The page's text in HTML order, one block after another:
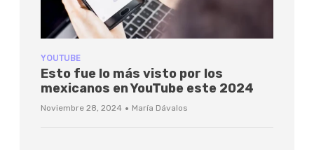
YOUTUBE
Esto fue lo más visto por los
mexicanos en YouTube este 2024
Noviembre 28, 2024 · María Dávalos